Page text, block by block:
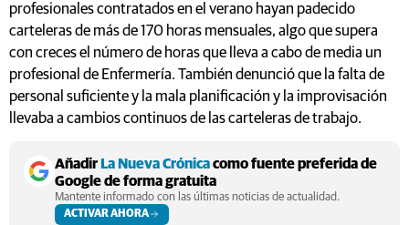
profesionales contratados en el verano hayan padecido
carteleras de más de 170 horas mensuales, algo que supera
con creces el número de horas que lleva a cabo de media un
profesional de Enfermería. También denunció que la falta de
personal suficiente y la mala planificación y la improvisación
llevaba a cambios continuos de las carteleras de trabajo.
AñadirLa Nueva Crónicacomo fuente preferida de
Google de forma gratuita
Mantente informado con las últimas noticias de actualidad.
ACTIVAR AHORA